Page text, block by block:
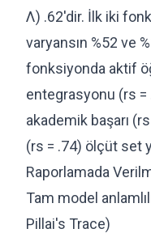
Λ) .62'dir. İlk iki
varyansın %52 ve
fonksiyonda aktif
entegrasyonu (rs =
akademik başarı
(rs = .74) ölçüt set
Raporlamada
Tam model
Pillai's Trace)